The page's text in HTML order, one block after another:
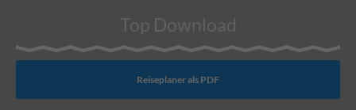
Top Download
Reiseplaner als PDF